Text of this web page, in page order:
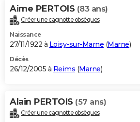
Aime PERTOIS (83 ans)
Créer une cagnotte obsèques
Naissance
27/11/1922 à Loisy-sur-Marne (Marne)
Décès
26/12/2005 à Reims (Marne)
Alain PERTOIS (57 ans)
Créer une cagnotte obsèques